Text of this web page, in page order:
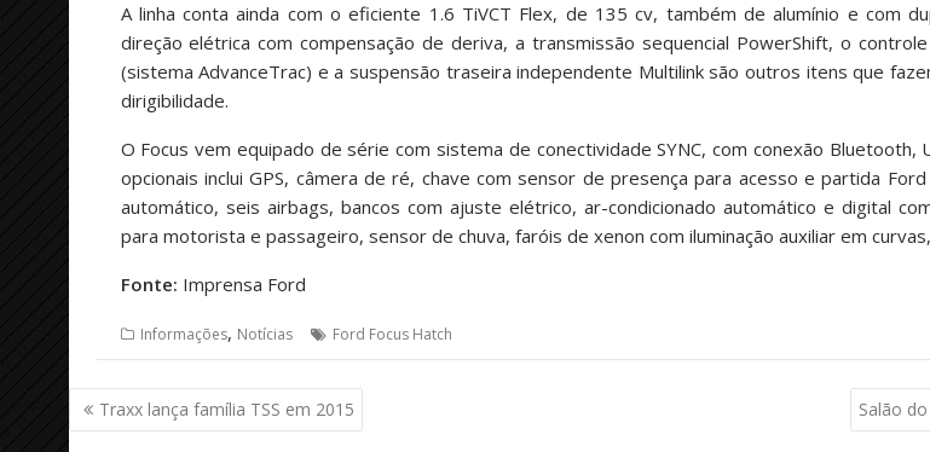
A linha conta ainda com o eficiente 1.6 TiVCT Flex, de 135 cv, também de alumínio e com
direção elétrica com compensação de deriva, a transmissão sequencial PowerShift, o
(sistema AdvanceTrac) e a suspensão traseira independente Multilink são outros itens que
dirigibilidade.
O Focus vem equipado de série com sistema de conectividade SYNC, com conexão Bluetooth,
opcionais inclui GPS, câmera de ré, chave com sensor de presença para acesso e partida
automático, seis airbags, bancos com ajuste elétrico, ar-condicionado automático e digital
para motorista e passageiro, sensor de chuva, faróis de xenon com iluminação auxiliar em
Fonte: Imprensa Ford
Informações, Notícias Ford Focus Hatch
Navegação
de
Traxx lança família TSS em 2015 Salão